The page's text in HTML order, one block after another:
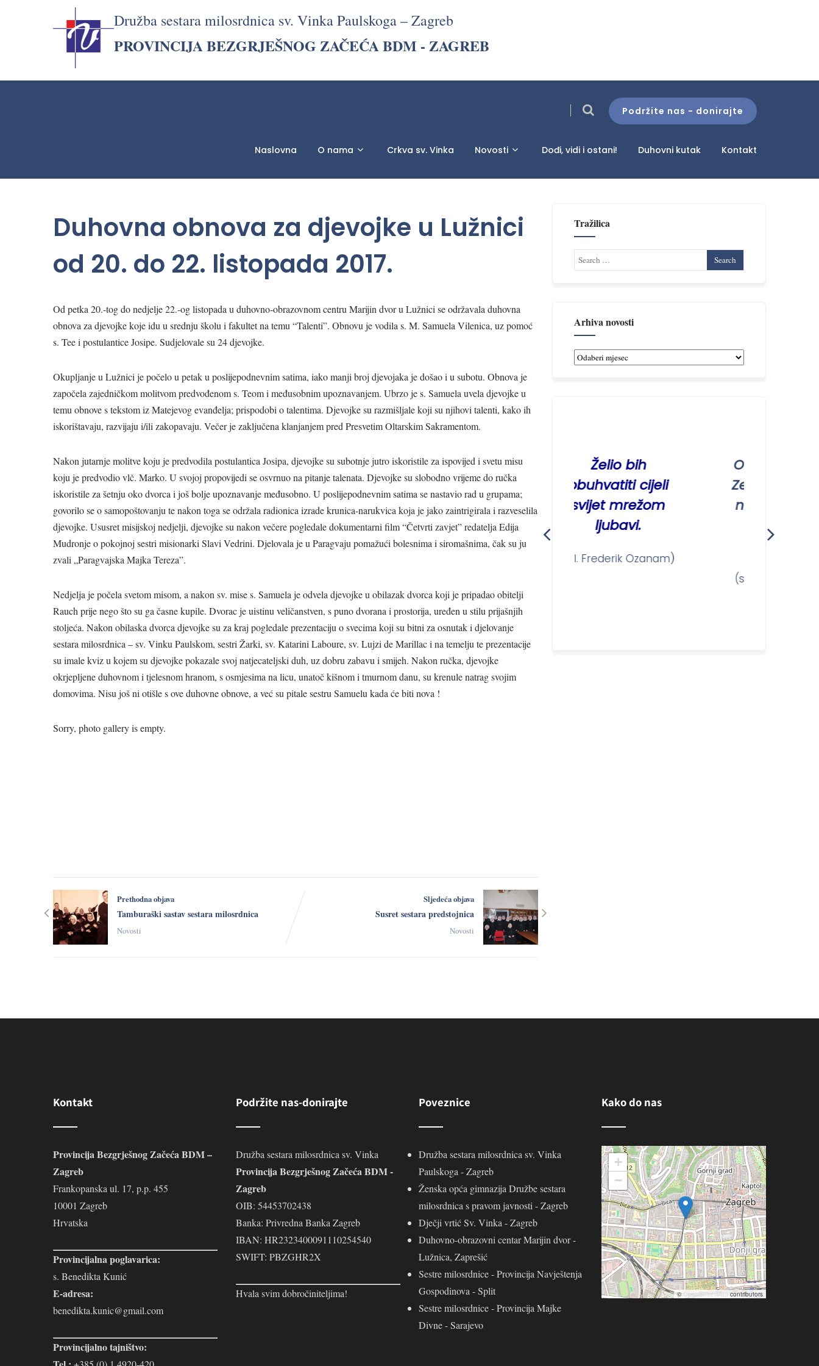
Družba sestara milosrdnica sv. Vinka Paulskoga – Zagreb
PROVINCIJA BEZGRJEŠNOG ZAČEĆA BDM - ZAGREB
Podržite nas - donirajte
Naslovna O nama Crkva sv. Vinka Novosti Dođi, vidi i ostani! Duhovni kutak Kontakt
Duhovna obnova za djevojke u Lužnici
od 20. do 22. listopada 2017.
Od petka 20.-tog do nedjelje 22.-og listopada u duhovno-obrazovnom centru Marijin dvor u Lužnici se održavala duhovna
obnova za djevojke koje idu u srednju školu i fakultet na temu “Talenti”. Obnovu je vodila s. M. Samuela Vilenica, uz pomoć
s. Tee i postulantice Josipe. Sudjelovale su 24 djevojke.
Okupljanje u Lužnici je počelo u petak u poslijepodnevnim satima, iako manji broj djevojaka je došao i u subotu. Obnova je
započela zajedničkom molitvom predvođenom s. Teom i međusobnim upoznavanjem. Ubrzo je s. Samuela uvela djevojke u
temu obnove s tekstom iz Matejevog evanđelja; prispodobi o talentima. Djevojke su razmišljale koji su njihovi talenti, kako ih
iskorištavaju, razvijaju i/ili zakopavaju. Večer je zaključena klanjanjem pred Presvetim Oltarskim Sakramentom.
Nakon jutarnje molitve koju je predvodila postulantica Josipa, djevojke su subotnje jutro iskoristile za ispovijed i svetu misu
koju je predvodio vlč. Marko. U svojoj propovijedi se osvrnuo na pitanje talenata. Djevojke su slobodno vrijeme do ručka
iskoristile za šetnju oko dvorca i još bolje upoznavanje međusobno. U poslijepodnevnim satima se nastavio rad u grupama;
govorilo se o samopoštovanju te nakon toga se održala radionica izrade krunica-narukvica koja je jako zaintrigirala i razveselila
djevojke. Ususret misijskoj nedjelji, djevojke su nakon večere pogledale dokumentarni film “Četvrti zavjet” redatelja Edija
Mudronje o pokojnoj sestri misionarki Slavi Vedrini. Djelovala je u Paragvaju pomažući bolesnima i siromašnima, čak su ju
zvali „Paragvajska Majka Tereza”.
Nedjelja je počela svetom misom, a nakon sv. mise s. Samuela je odvela djevojke u obilazak dvorca koji je pripadao obitelji
Rauch prije nego što su ga časne kupile. Dvorac je uistinu veličanstven, s puno dvorana i prostorija, uređen u stilu prijašnjih
stoljeća. Nakon obilaska dvorca djevojke su za kraj pogledale prezentaciju o svecima koji su bitni za osnutak i djelovanje
sestara milosrdnica – sv. Vinku Paulskom, sestri Žarki, sv. Katarini Laboure, sv. Lujzi de Marillac i na temelju te prezentacije
su imale kviz u kojem su djevojke pokazale svoj natjecateljski duh, uz dobru zabavu i smijeh. Nakon ručka, djevojke
okrjepljene duhovnom i tjelesnom hranom, s osmjesima na licu, unatoč kišnom i tmurnom danu, su krenule natrag svojim
domovima. Nisu još ni otišle s ove duhovne obnove, a već su pitale sestru Samuelu kada će biti nova !
Sorry, photo gallery is empty.
Prethodna objava
Tamburaški sastav sestara milosrdnica
Novosti
Sljedeća objava
Susret sestara predstojnica
Novosti
Tražilica
Arhiva novosti
Arhiva
Ništa što činimo
nije Bogu
ugodno ako to
ne činimo s
ljubavlju.
Želio bih
obuhvatiti cijeli
svijet mrežom
ljubavi.
(bl. Frederik Ozanam)
On je htio biti na
Zemlji da svi ljudi
ne budu nikada
od Njega
odijeljeni.
(sv. Lujza de Marillac)
Kontakt
Provincija Bezgrješnog Začeća BDM –
Zagreb
Frankopanska ul. 17, p.p. 455
10001 Zagreb
Hrvatska
Provincijalna poglavarica:
s. Benedikta Kunić
E-adresa:
benedikta.kunic@gmail.com
Provincijalno tajništvo:
Podržite nas-donirajte
Družba sestara milosrdnica sv. Vinka
Provincija Bezgrješnog Začeća BDM -
Zagreb
OIB: 54453702438
Banka: Privredna Banka Zagreb
IBAN: HR2323400091110254540
SWIFT: PBZGHR2X
Hvala svim dobročiniteljima!
Poveznice
Družba sestara milosrdnica sv. Vinka
Paulskoga - Zagreb
Ženska opća gimnazija Družbe sestara
milosrdnica s pravom javnosti - Zagreb
Dječji vrtić Sv. Vinka - Zagreb
Duhovno-obrazovni centar Marijin dvor -
Lužnica, Zaprešić
Sestre milosrdnice - Provincija Navještenja
Gospodinova - Split
Sestre milosrdnice - Provincija Majke
Divne - Sarajevo
Kako do nas
+
−
©OpenStreetMapcontributors